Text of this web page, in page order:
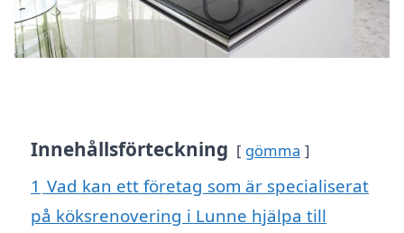
Innehållsförteckning gömma
1 Vad kan ett företag som är specialiserat
på köksrenovering i Lunne hjälpa till